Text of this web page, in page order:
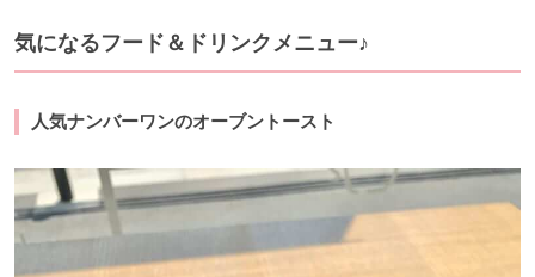
気になるフード＆ドリンクメニュー♪
人気ナンバーワンのオーブントースト